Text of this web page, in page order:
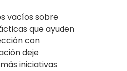
vacíos sobre
que ayuden
con
deje
iniciativas